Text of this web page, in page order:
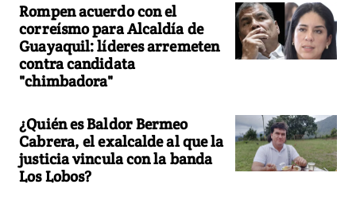
Rompen acuerdo con el
correísmo para Alcaldía de
Guayaquil: líderes arremeten
contra candidata
"chimbadora"
¿Quién es Baldor Bermeo
Cabrera, el exalcalde al que la
justicia vincula con la banda
Los Lobos?